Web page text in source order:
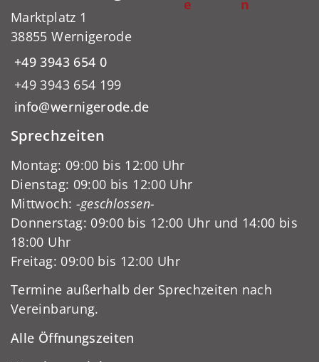
e
n
Marktplatz 1
38855 Wernigerode
+49 3943 654 0
+49 3943 654 199
info@wernigerode.de
Sprechzeiten
Montag: 09:00 bis 12:00 Uhr
Dienstag: 09:00 bis 12:00 Uhr
Mittwoch: -geschlossen-
Donnerstag: 09:00 bis 12:00 Uhr und 14:00 bis
18:00 Uhr
Freitag: 09:00 bis 12:00 Uhr
Termine außerhalb der Sprechzeiten nach
Vereinbarung.
Alle Öffnungszeiten